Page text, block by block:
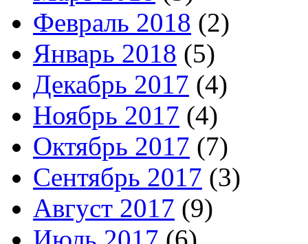
Февраль 2018 (2)
Январь 2018 (5)
Декабрь 2017 (4)
Ноябрь 2017 (4)
Октябрь 2017 (7)
Сентябрь 2017 (3)
Август 2017 (9)